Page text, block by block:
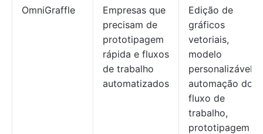
OmniGraffle
Empresas que
precisam de
prototipagem
rápida e fluxos
de trabalho
automatizados
Edição de
gráficos
vetoriais,
modelo
personalizável,
automação do
fluxo de
trabalho,
prototipagem